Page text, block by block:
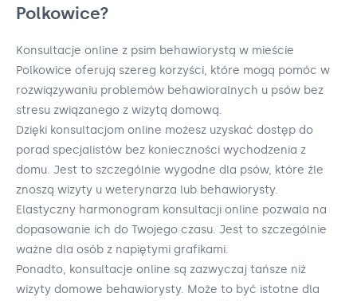
Polkowice?
Konsultacje online z psim behawiorystą w mieście
Polkowice oferują szereg korzyści, które mogą pomóc w
rozwiązywaniu problemów behawioralnych u psów bez
stresu związanego z wizytą domową.
Dzięki konsultacjom online możesz uzyskać dostęp do
porad specjalistów bez konieczności wychodzenia z
domu. Jest to szczególnie wygodne dla psów, które źle
znoszą wizyty u weterynarza lub behawiorysty.
Elastyczny harmonogram konsultacji online pozwala na
dopasowanie ich do Twojego czasu. Jest to szczególnie
ważne dla osób z napiętymi grafikami.
Ponadto, konsultacje online są zazwyczaj tańsze niż
wizyty domowe behawiorysty. Może to być istotne dla